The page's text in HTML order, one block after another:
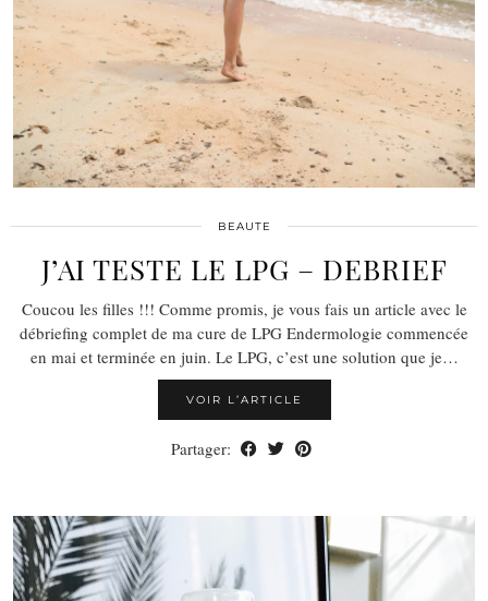
BEAUTE
J’AI TESTE LE LPG – DEBRIEF
Coucou les filles !!! Comme promis, je vous fais un article avec le
débriefing complet de ma cure de LPG Endermologie commencée
en mai et terminée en juin. Le LPG, c’est une solution que je…
VOIR L’ARTICLE
Partager: